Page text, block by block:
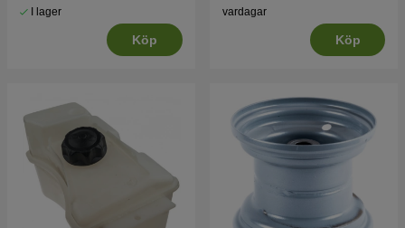
I lager
Köp
vardagar
Köp